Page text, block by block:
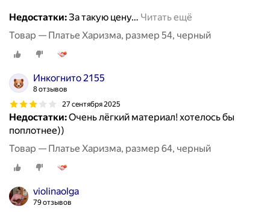
Недостатки:За такую цену… Читать ещё
Товар — Платье Харизма, размер 54, черный
Инкогнито 2155
8 отзывов
27 сентября 2025
Недостатки:Очень лёгкий материал! хотелось бы
поплотнее))
Товар — Платье Харизма, размер 64, черный
violinaolga
79 отзывов